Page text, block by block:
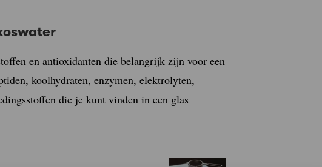
en antioxidanten die belangrijk zijn voor een
koolhydraten, enzymen, elektrolyten,
die je kunt vinden in een glas